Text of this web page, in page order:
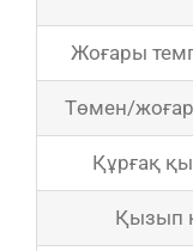
Жоғары
Төмен/
Құрғақ
Қызып